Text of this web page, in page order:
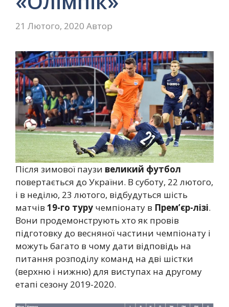
21 Лютого, 2020 Автор
Після зимової паузи великий футбол
повертається до України. В суботу, 22 лютого,
і в неділю, 23 лютого, відбудуться шість
матчів 19-го туру чемпіонату в Прем’єр-лізі.
Вони продемонструють хто як провів
підготовку до весняної частини чемпіонату і
можуть багато в чому дати відповідь на
питання розподілу команд на дві шістки
(верхню і нижню) для виступах на другому
етапі сезону 2019-2020.